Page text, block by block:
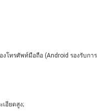
งโทรศัพท์มือถือ (Android รองรับก
อียดสูง;